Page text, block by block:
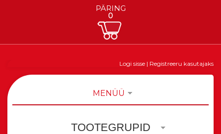
PÄRING
0
Logi sisse | Registreeru kasutajaks
MENÜÜ
TOOTEGRUPID